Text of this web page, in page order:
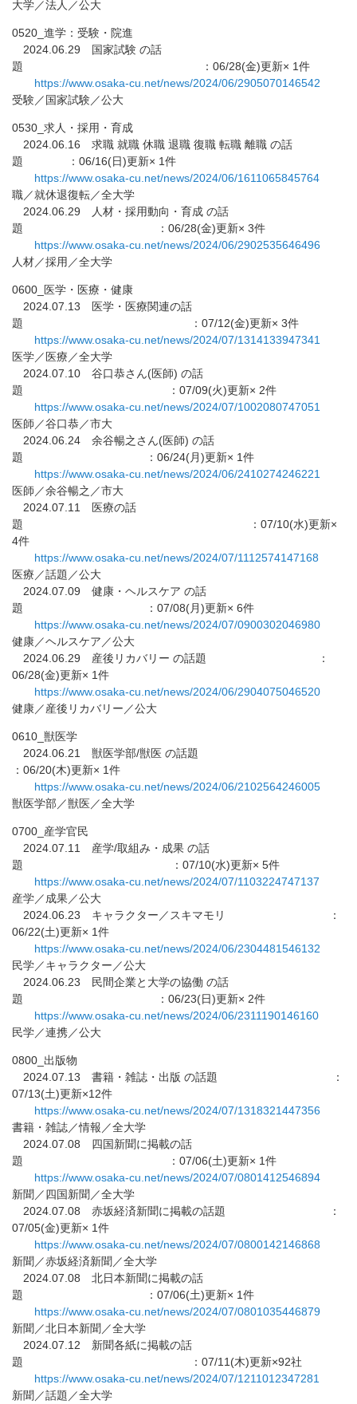
大学／法人／公大
0520_進学：受験・院進
2024.06.29 国家試験 の話
題 ：06/28(金)更新× 1件
https://www.osaka-cu.net/news/2024/06/2905070146542
受験／国家試験／公大
0530_求人・採用・育成
2024.06.16 求職 就職 休職 退職 復職 転職 離職 の話
題 ：06/16(日)更新× 1件
https://www.osaka-cu.net/news/2024/06/1611065845764
職／就休退復転／全大学
2024.06.29 人材・採用動向・育成 の話
題 ：06/28(金)更新× 3件
https://www.osaka-cu.net/news/2024/06/2902535646496
人材／採用／全大学
0600_医学・医療・健康
2024.07.13 医学・医療関連の話
題 ：07/12(金)更新× 3件
https://www.osaka-cu.net/news/2024/07/1314133947341
医学／医療／全大学
2024.07.10 谷口恭さん(医師) の話
題 ：07/09(火)更新× 2件
https://www.osaka-cu.net/news/2024/07/1002080747051
医師／谷口恭／市大
2024.06.24 余谷暢之さん(医師) の話
題 ：06/24(月)更新× 1件
https://www.osaka-cu.net/news/2024/06/2410274246221
医師／余谷暢之／市大
2024.07.11 医療の話
題 ：07/10(水)更新×
4件
https://www.osaka-cu.net/news/2024/07/1112574147168
医療／話題／公大
2024.07.09 健康・ヘルスケア の話
題 ：07/08(月)更新× 6件
https://www.osaka-cu.net/news/2024/07/0900302046980
健康／ヘルスケア／公大
2024.06.29 産後リカバリー の話題 ：
06/28(金)更新× 1件
https://www.osaka-cu.net/news/2024/06/2904075046520
健康／産後リカバリー／公大
0610_獣医学
2024.06.21 獣医学部/獣医 の話題
：06/20(木)更新× 1件
https://www.osaka-cu.net/news/2024/06/2102564246005
獣医学部／獣医／全大学
0700_産学官民
2024.07.11 産学/取組み・成果 の話
題 ：07/10(水)更新× 5件
https://www.osaka-cu.net/news/2024/07/1103224747137
産学／成果／公大
2024.06.23 キャラクター／スキマモリ ：
06/22(土)更新× 1件
https://www.osaka-cu.net/news/2024/06/2304481546132
民学／キャラクター／公大
2024.06.23 民間企業と大学の協働 の話
題 ：06/23(日)更新× 2件
https://www.osaka-cu.net/news/2024/06/2311190146160
民学／連携／公大
0800_出版物
2024.07.13 書籍・雑誌・出版 の話題 ：
07/13(土)更新×12件
https://www.osaka-cu.net/news/2024/07/1318321447356
書籍・雑誌／情報／全大学
2024.07.08 四国新聞に掲載の話
題 ：07/06(土)更新× 1件
https://www.osaka-cu.net/news/2024/07/0801412546894
新聞／四国新聞／全大学
2024.07.08 赤坂経済新聞に掲載の話題 ：
07/05(金)更新× 1件
https://www.osaka-cu.net/news/2024/07/0800142146868
新聞／赤坂経済新聞／全大学
2024.07.08 北日本新聞に掲載の話
題 ：07/06(土)更新× 1件
https://www.osaka-cu.net/news/2024/07/0801035446879
新聞／北日本新聞／全大学
2024.07.12 新聞各紙に掲載の話
題 ：07/11(木)更新×92社
https://www.osaka-cu.net/news/2024/07/1211012347281
新聞／話題／全大学